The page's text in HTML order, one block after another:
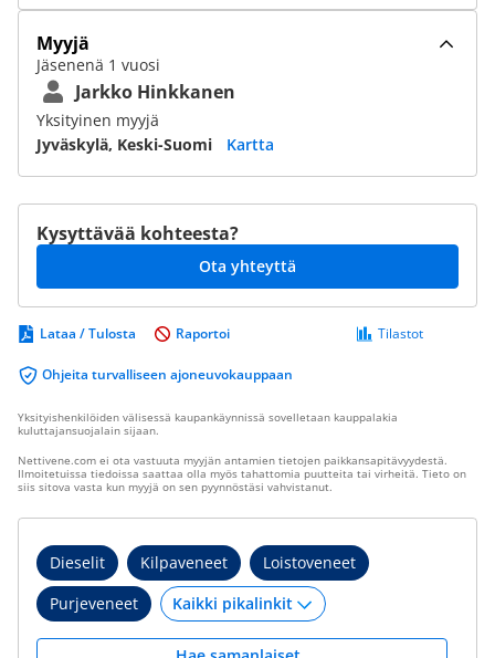
Myyjä
Jäsenenä 1 vuosi
Jarkko Hinkkanen
Yksityinen myyjä
Jyväskylä, Keski-Suomi
Kartta
Kysyttävää kohteesta?
Ota yhteyttä
Lataa / Tulosta
Ohjeita turvalliseen ajoneuvokauppaan
Tilastot
Raportoi
Yksityishenkilöiden välisessä kaupankäynnissä sovelletaan kauppalakia
kuluttajansuojalain sijaan.
Nettivene.com ei ota vastuuta myyjän antamien tietojen paikkansapitävyydestä.
Ilmoitetuissa tiedoissa saattaa olla myös tahattomia puutteita tai virheitä. Tieto on
siis sitova vasta kun myyjä on sen pyynnöstäsi vahvistanut.
Dieselit Kilpaveneet
Loistoveneet
Purjeveneet